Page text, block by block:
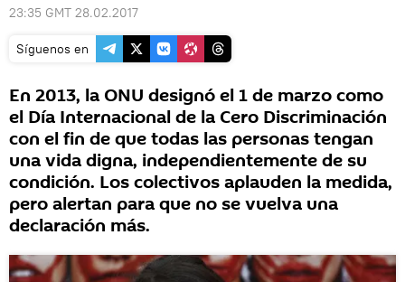
23:35 GMT 28.02.2017
Síguenos en
En 2013, la ONU designó el 1 de marzo como
el Día Internacional de la Cero Discriminación
con el fin de que todas las personas tengan
una vida digna, independientemente de su
condición. Los colectivos aplauden la medida,
pero alertan para que no se vuelva una
declaración más.